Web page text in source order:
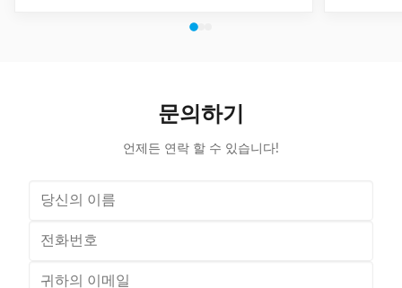
the necessary data. With easy and convenient tooling
motor.Horizontal Winding Inserting
문의하기
언제든 연락 할 수 있습니다!